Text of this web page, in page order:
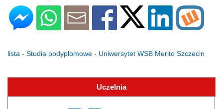
lista - Studia podyplomowe - Uniwersytet WSB Merito Szczecin
Uczelnia